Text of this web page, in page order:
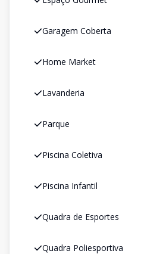
Garagem Coberta
Home Market
Lavanderia
Parque
Piscina Coletiva
Piscina Infantil
Quadra de Esportes
Quadra Poliesportiva